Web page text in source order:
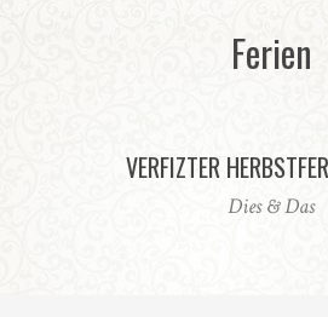
Ferien
VERFIZTER
Dies & Das